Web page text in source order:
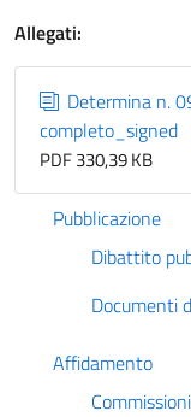
Allegati:
Determina n.
completo_signed
PDF 330,39 KB
Pubblicazione
Dibattito
Documenti
Affidamento